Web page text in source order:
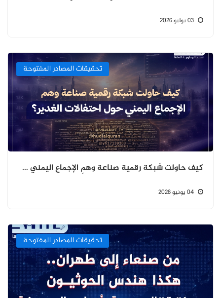
تحقيقات المصادر المفتوحة
كيف حاولت شبكة رقمية صناعة وهمِ الإجماع اليمني حول احتفالات الغدير؟
تحقيقات المصادر المفتوحة